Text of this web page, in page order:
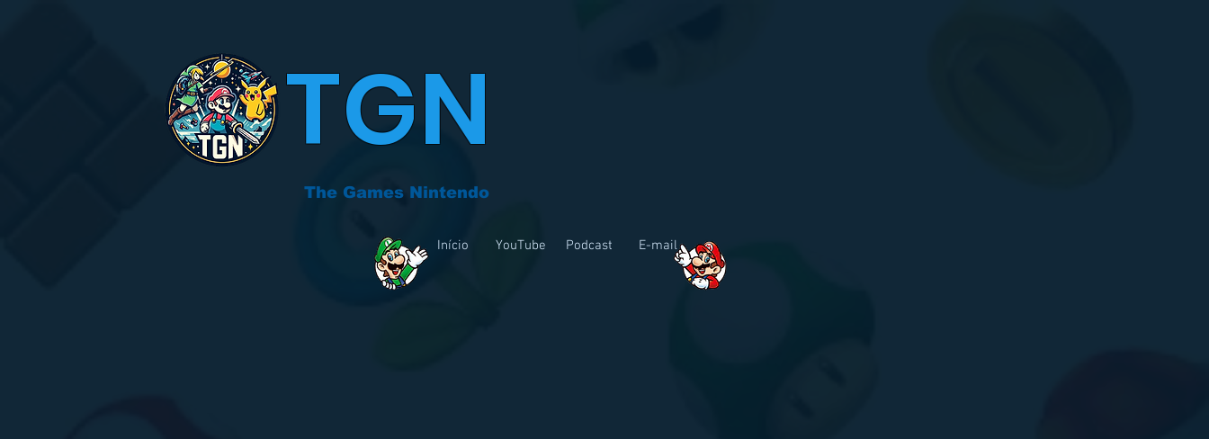
TGN
The Games Nintendo
Início YouTube Podcast E-mail